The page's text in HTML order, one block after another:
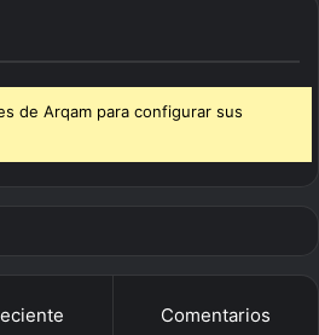
de Arqam para configurar sus
Comentarios